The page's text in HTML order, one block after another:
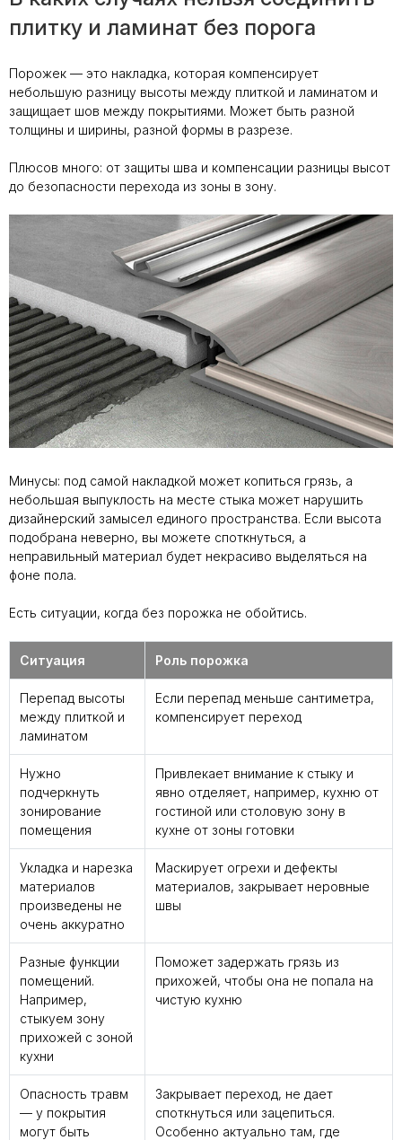
плитку и ламинат без порога
Порожек — это накладка, которая компенсирует
небольшую разницу высоты между плиткой и ламинатом и
защищает шов между покрытиями. Может быть разной
толщины и ширины, разной формы в разрезе.
Плюсов много: от защиты шва и компенсации разницы высот
до безопасности перехода из зоны в зону.
Минусы: под самой накладкой может копиться грязь, а
небольшая выпуклость на месте стыка может нарушить
дизайнерский замысел единого пространства. Если высота
подобрана неверно, вы можете споткнуться, а
неправильный материал будет некрасиво выделяться на
фоне пола.
Есть ситуации, когда без порожка не обойтись.
Ситуация Роль порожка
Перепад высоты
между плиткой и
ламинатом
Если перепад меньше сантиметра,
компенсирует переход
Нужно
подчеркнуть
зонирование
помещения
Привлекает внимание к стыку и
явно отделяет, например, кухню от
гостиной или столовую зону в
кухне от зоны готовки
Укладка и нарезка
материалов
произведены не
очень аккуратно
Маскирует огрехи и дефекты
материалов, закрывает неровные
швы
Разные функции
помещений.
Например,
стыкуем зону
прихожей с зоной
кухни
Поможет задержать грязь из
прихожей, чтобы она не попала на
чистую кухню
Опасность травм
— у покрытия
могут быть
Закрывает переход, не дает
споткнуться или зацепиться.
Особенно актуально там, где